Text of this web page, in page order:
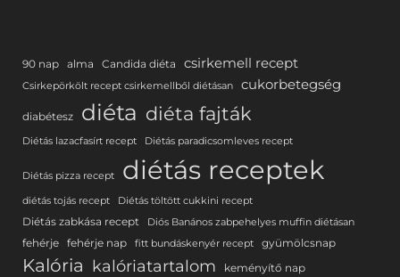
90 nap alma Candida diéta csirkemell recept
Csirkepörkölt recept csirkemellből diétásan cukorbetegség
diabétesz diéta diéta fajták
Diétás lazacfasírt recept Diétás paradicsomleves recept
Diétás pizza recept diétás receptek
diétás tojás recept Diétás töltött cukkini recept
Diétás zabkása recept Diós Banános zabpehelyes muffin diétásan
fehérje fehérje nap fitt bundáskenyér recept gyümölcsnap
Kalória kalóriatartalom keményítő nap